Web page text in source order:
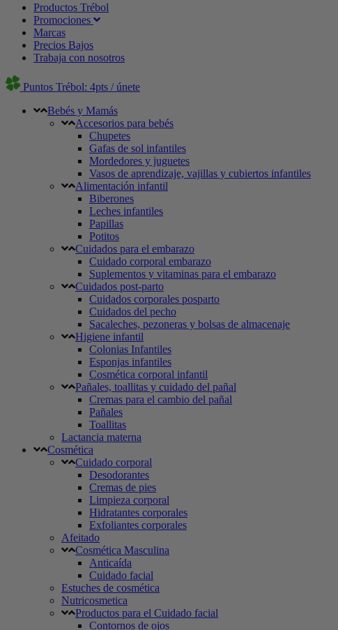
Productos Trébol
Promociones
Marcas
Precios Bajos
Trabaja con nosotros
Puntos Trébol: 4pts / únete
Bebés y Mamás
Accesorios para bebés
Chupetes
Gafas de sol infantiles
Mordedores y juguetes
Vasos de aprendizaje, vajillas y cubiertos infantiles
Alimentación infantil
Biberones
Leches infantiles
Papillas
Potitos
Cuidados para el embarazo
Cuidado corporal embarazo
Suplementos y vitaminas para el embarazo
Cuidados post-parto
Cuidados corporales posparto
Cuidados del pecho
Sacaleches, pezoneras y bolsas de almacenaje
Higiene infantil
Colonias Infantiles
Esponjas infantiles
Cosmética corporal infantil
Pañales, toallitas y cuidado del pañal
Cremas para el cambio del pañal
Pañales
Toallitas
Lactancia materna
Cosmética
Cuidado corporal
Desodorantes
Cremas de pies
Limpieza corporal
Hidratantes corporales
Exfoliantes corporales
Afeitado
Cosmética Masculina
Anticaída
Cuidado facial
Estuches de cosmética
Nutricosmetica
Productos para el Cuidado facial
Contornos de ojos